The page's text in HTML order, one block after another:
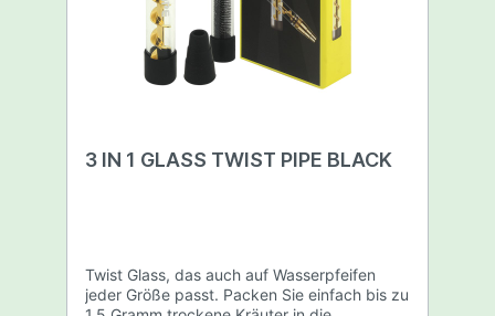
3 IN 1 GLASS TWIST PIPE BLACK
Twist Glass, das auch auf Wasserpfeifen
jeder Größe passt. Packen Sie einfach bis zu